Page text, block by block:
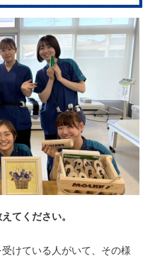
てください。
けている人がいて、その様